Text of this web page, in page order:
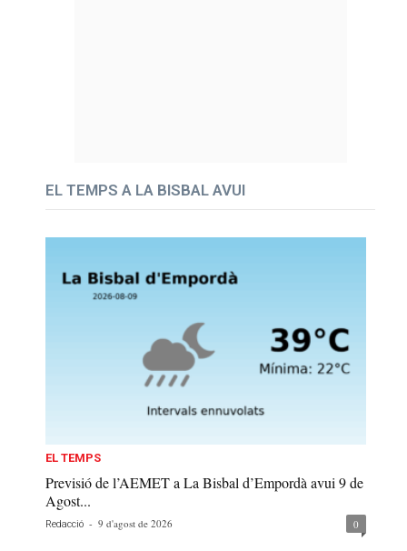
EL TEMPS A LA BISBAL AVUI
EL TEMPS
Previsió de l’AEMET a La Bisbal d’Empordà avui 9 de
Agost...
Redacció - 9 d'agost de 2026 0